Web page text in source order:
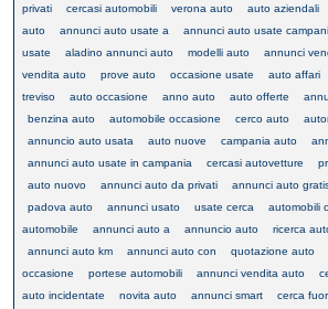
privati
cercasi automobili verona auto auto aziendali
auto
annunci auto usate a annunci auto usate
usate
aladino annunci auto modelli auto annunci
vendita auto
prove auto occasione usate auto affari
treviso
auto occasione anno auto auto offerte
benzina auto
automobile occasione cerco auto
annuncio auto usata
auto nuove campania auto
annunci auto usate in campania
cercasi autovetture
auto nuovo
annunci auto da privati annunci auto
padova auto
annunci usato usate cerca automobili
automobile
annunci auto a annuncio auto ricerca
annunci auto km
annunci auto con quotazione auto
occasione
portese automobili annunci vendita auto
auto incidentate
novita auto annunci smart cerca